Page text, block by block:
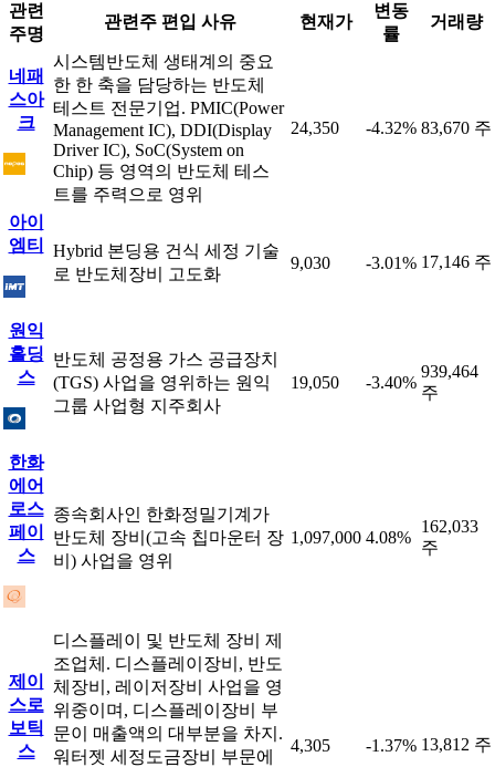
관련
주명
관련주 편입 사유 현재가
변동
률
거래량
네패
스아
크
시스템반도체 생태계의 중요
한 한 축을 담당하는 반도체
테스트 전문기업. PMIC(Power
Management IC), DDI(Display
Driver IC), SoC(System on
Chip) 등 영역의 반도체 테스
트를 주력으로 영위
24,350 -4.32% 83,670 주
아이
엠티
Hybrid 본딩용 건식 세정 기술
로 반도체장비 고도화
9,030 -3.01% 17,146 주
원익
홀딩
스
반도체 공정용 가스 공급장치
(TGS) 사업을 영위하는 원익
그룹 사업형 지주회사
19,050 -3.40%
939,464
주
한화
에어
로스
페이
스
종속회사인 한화정밀기계가
반도체 장비(고속 칩마운터 장
비) 사업을 영위
1,097,000 4.08%
162,033
주
제이
스로
보틱
스
디스플레이 및 반도체 장비 제
조업체. 디스플레이장비, 반도
체장비, 레이저장비 사업을 영
위중이며, 디스플레이장비 부
문이 매출액의 대부분을 차지.
워터젯 세정도금장비 부문에
4,305 -1.37% 13,812 주